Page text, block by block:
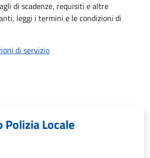
di scadenze, requisiti e altre
leggi i termini e le condizioni di
di servizio
Locale